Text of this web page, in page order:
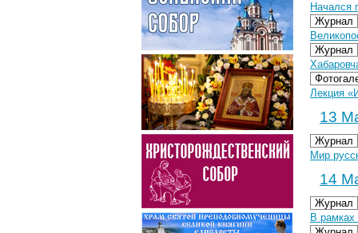
Начался
Журнал
Журнал
Лекция
13
Журнал
Мир
14
Журнал
В рамках